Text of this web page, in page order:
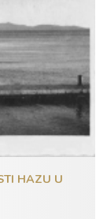
HAZU U